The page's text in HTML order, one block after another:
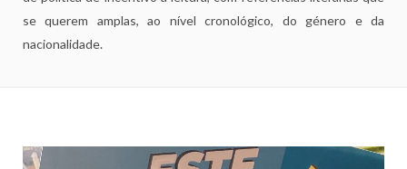
se querem amplas, ao nível cronológico, do género e da
nacionalidade.